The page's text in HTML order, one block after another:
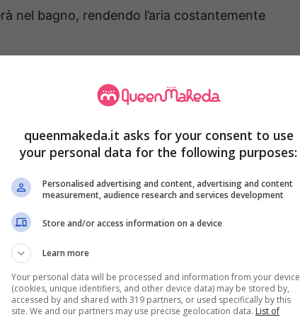
nel bagno, rendendo l’aria costantemente
giorno possono contribuire a questo
invece i trucchi più furbi per il lavaggio e
questa nuova routine potrà salvarli senza
umido dell’accappatoio in
in bagno potrebbe non bastare per far
odore di umido che da essi si diffonde.
di muffe e germi ad invogliare a trovare una
queenmakeda.it asks for your consent to use
your personal data for the following purposes:
Personalised advertising and content, advertising and content
measurement, audience research and services development
Store and/or access information on a device
Learn more
Your personal data will be processed and information from your device
(cookies, unique identifiers, and other device data) may be stored by,
accessed by and shared with 319 partners, or used specifically by this
site. We and our partners may use precise geolocation data. List of